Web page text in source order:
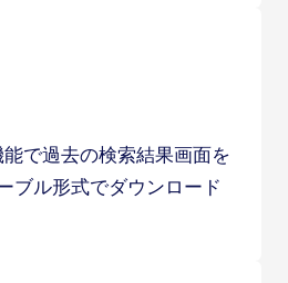
で過去の検索結果画面を
ブル形式でダウンロード